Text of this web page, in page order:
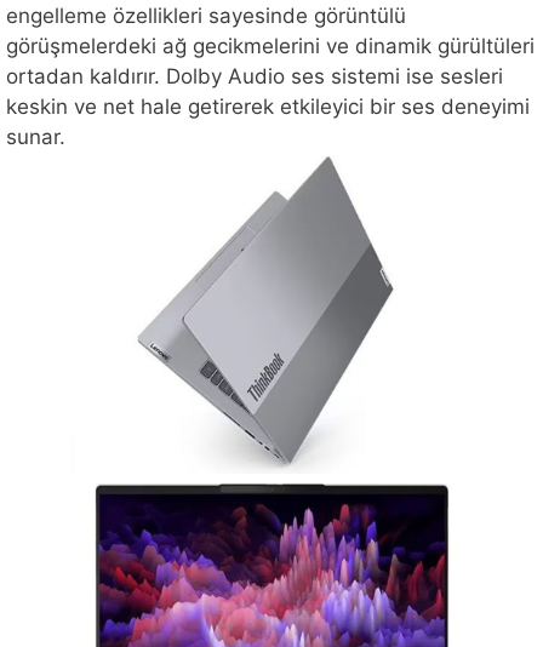
engelleme özellikleri sayesinde görüntülü
görüşmelerdeki ağ gecikmelerini ve dinamik gürültüleri
ortadan kaldırır. Dolby Audio ses sistemi ise sesleri
keskin ve net hale getirerek etkileyici bir ses deneyimi
sunar.